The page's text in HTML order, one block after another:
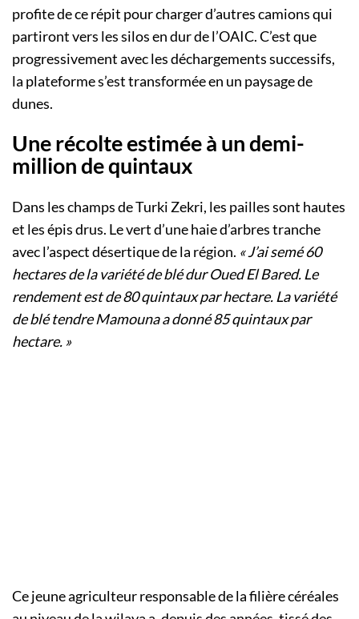
profite de ce répit pour charger d’autres camions qui
partiront vers les silos en dur de l’OAIC. C’est que
progressivement avec les déchargements successifs,
la plateforme s’est transformée en un paysage de
dunes.
Une récolte estimée à un demi-
million de quintaux
Dans les champs de Turki Zekri, les pailles sont hautes
et les épis drus. Le vert d’une haie d’arbres tranche
avec l’aspect désertique de la région. « J’ai semé 60
hectares de la variété de blé dur Oued El Bared. Le
rendement est de 80 quintaux par hectare. La variété
de blé tendre Mamouna a donné 85 quintaux par
hectare. »
Ce jeune agriculteur responsable de la filière céréales